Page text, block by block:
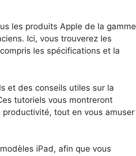
les produits Apple de la gamme
Ici, vous trouverez les
les spécifications et la
et des conseils utiles sur la
tutoriels vous montreront
tout en vous amuser
iPad, afin que vous